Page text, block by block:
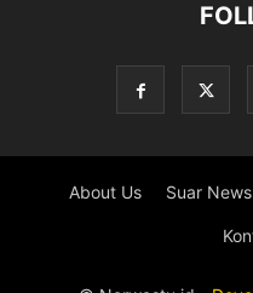
About Us Suar News